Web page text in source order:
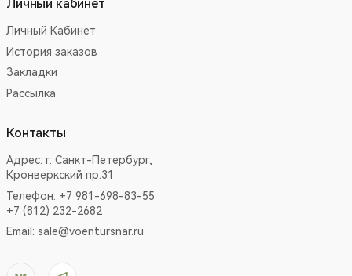
Личный кабинет
Личный Кабинет
История заказов
Закладки
Рассылка
Контакты
Адрес: г. Санкт-Петербург,
Кронверкский пр.31
Телефон: +7 981-698-83-55
+7 (812) 232-2682
Email: sale@voentursnar.ru